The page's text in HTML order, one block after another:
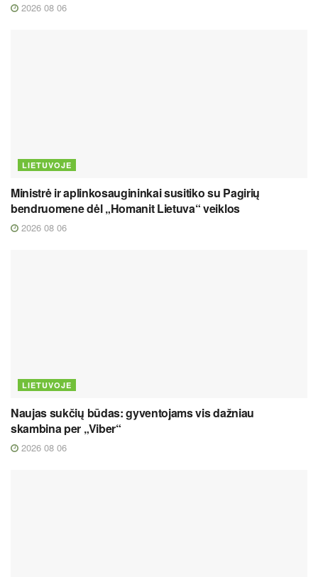
2026 08 06
LIETUVOJE
Ministrė ir aplinkosaugininkai susitiko su Pagirių
bendruomene dėl „Homanit Lietuva“ veiklos
2026 08 06
LIETUVOJE
Naujas sukčių būdas: gyventojams vis dažniau
skambina per „Viber“
2026 08 06